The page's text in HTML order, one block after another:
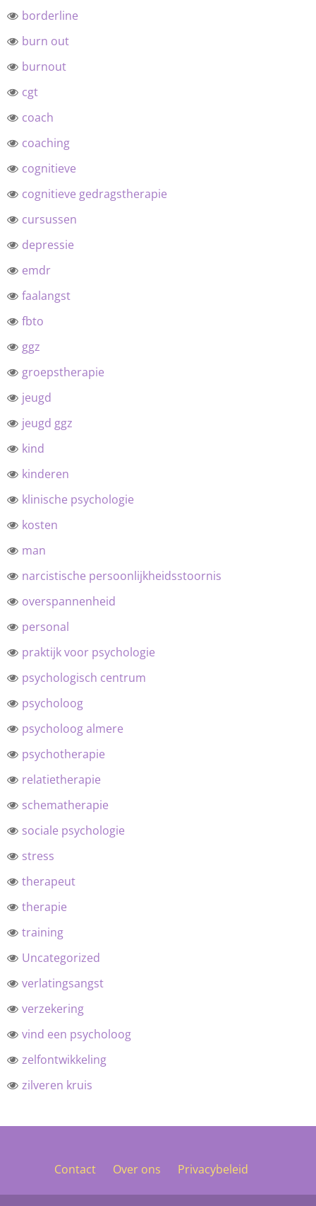
borderline
burn out
burnout
cgt
coach
coaching
cognitieve
cognitieve gedragstherapie
cursussen
depressie
emdr
faalangst
fbto
ggz
groepstherapie
jeugd
jeugd ggz
kind
kinderen
klinische psychologie
kosten
man
narcistische persoonlijkheidsstoornis
overspannenheid
personal
praktijk voor psychologie
psychologisch centrum
psycholoog
psycholoog almere
psychotherapie
relatietherapie
schematherapie
sociale psychologie
stress
therapeut
therapie
training
Uncategorized
verlatingsangst
verzekering
vind een psycholoog
zelfontwikkeling
zilveren kruis
Contact Over ons Privacybeleid